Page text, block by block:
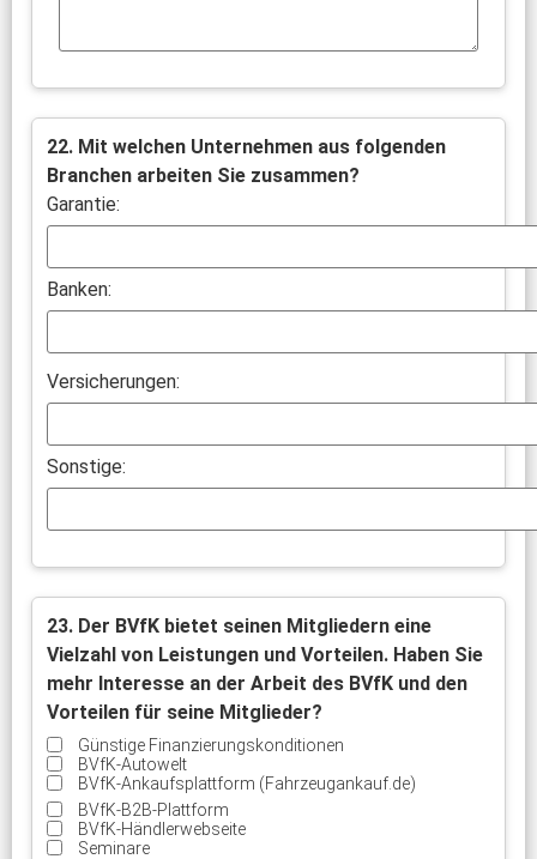
22. Mit welchen Unternehmen aus folgenden
Branchen arbeiten Sie zusammen?
Garantie:
Banken:
Versicherungen:
Sonstige:
23. Der BVfK bietet seinen Mitgliedern eine
Vielzahl von Leistungen und Vorteilen. Haben Sie
mehr Interesse an der Arbeit des BVfK und den
Vorteilen für seine Mitglieder?
Günstige Finanzierungskonditionen
BVfK-Autowelt
BVfK-Ankaufsplattform (Fahrzeugankauf.de)
BVfK-B2B-Plattform
BVfK-Händlerwebseite
Seminare